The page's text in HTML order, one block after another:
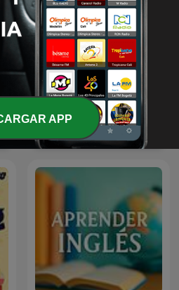
Denzel Washington
Motivational Speech
APP